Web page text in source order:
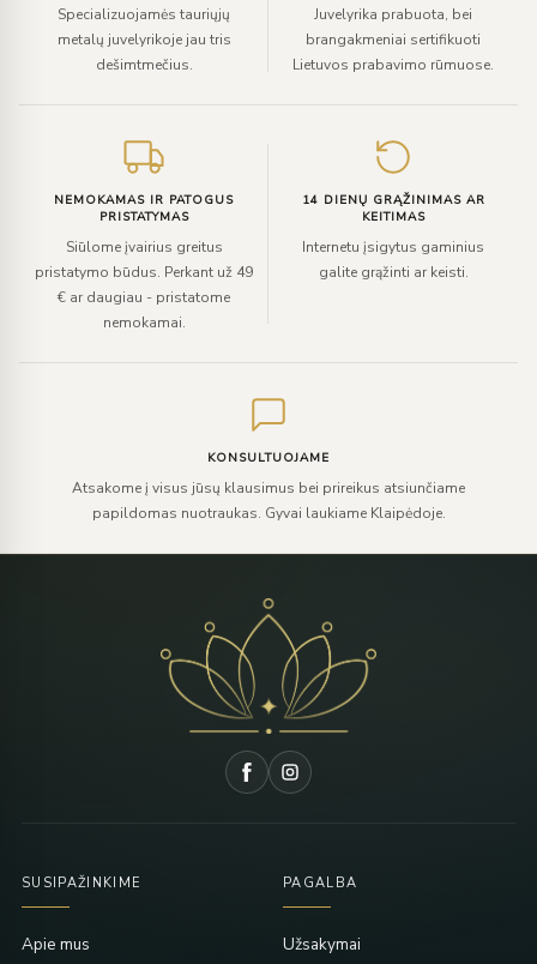
Specializuojamės tauriųjų
metalų juvelyrikoje jau tris
dešimtmečius.
Juvelyrika prabuota, bei
brangakmeniai sertifikuoti
Lietuvos prabavimo rūmuose.
NEMOKAMAS IR PATOGUS
PRISTATYMAS
Siūlome įvairius greitus
pristatymo būdus. Perkant už 49
€ ar daugiau - pristatome
nemokamai.
14 DIENŲ GRĄŽINIMAS AR
KEITIMAS
Internetu įsigytus gaminius
galite grąžinti ar keisti.
KONSULTUOJAME
Atsakome į visus jūsų klausimus bei prireikus atsiunčiame
papildomas nuotraukas. Gyvai laukiame Klaipėdoje.
SUSIPAŽINKIME
Apie mus
PAGALBA
Užsakymai